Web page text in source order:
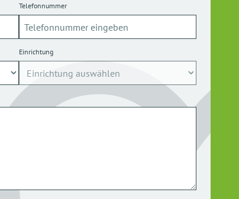
Telefonnummer
Einrichtung